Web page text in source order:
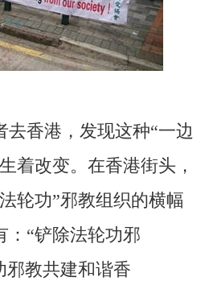
香港，发现这种“一边
着改变。在香港街头，
轮功”邪教组织的横幅
：“铲除法轮功邪
邪教共建和谐香